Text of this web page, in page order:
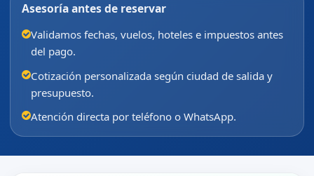
Asesoría antes de reservar
Validamos fechas, vuelos, hoteles e impuestos antes
del pago.
Cotización personalizada según ciudad de salida y
presupuesto.
Atención directa por teléfono o WhatsApp.